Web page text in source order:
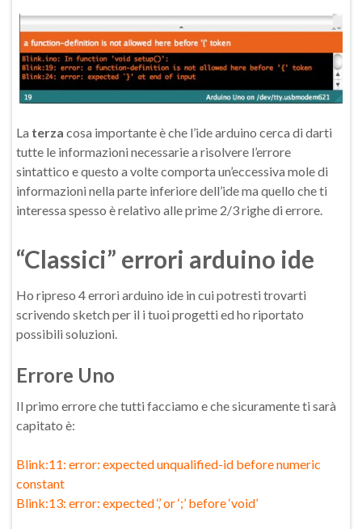
La terza cosa importante è che l’ide arduino cerca di darti
tutte le informazioni necessarie a risolvere l’errore
sintattico e questo a volte comporta un’eccessiva mole di
informazioni nella parte inferiore dell’ide ma quello che ti
interessa spesso è relativo alle prime 2/3 righe di errore.
“Classici” errori arduino ide
Ho ripreso 4 errori arduino ide in cui potresti trovarti
scrivendo sketch per il i tuoi progetti ed ho riportato
possibili soluzioni.
Errore Uno
Il primo errore che tutti facciamo e che sicuramente ti sarà
capitato è:
Blink:11: error: expected unqualified-id before numeric
constant
Blink:13: error: expected ‘,’ or ‘;’ before ‘void’